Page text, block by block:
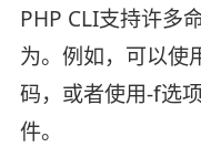
PHP CLI支持许多
为。例如，可以使
码，或者使用-f选
件。